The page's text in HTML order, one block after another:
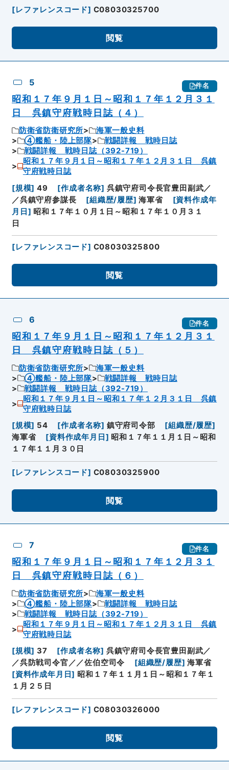
[レファレンスコード] C08030325700
閲覧
5 件名
昭和１７年９月１日～昭和１７年１２月３１
日 呉鎮守府戦時日誌（４）
防衛省防衛研究所
海軍一般史料
④艦船・陸上部隊
戦闘詳報 戦時日誌
戦闘詳報 戦時日誌（392-719）
昭和１７年９月１日～昭和１７年１２月３１日 呉鎮
守府戦時日誌
[規模] 49 [作成者名称] 呉鎮守府司令長官豊田副武／
／呉鎮守府参謀長
[組織歴/履歴] 海軍省 [資料作成年
月日 ] 昭和１７年１０月１日～昭和１７年１０月３１
日
[レファレンスコード] C08030325800
閲覧
6 件名
昭和１７年９月１日～昭和１７年１２月３１
日 呉鎮守府戦時日誌（５）
防衛省防衛研究所
海軍一般史料
④艦船・陸上部隊
戦闘詳報 戦時日誌
戦闘詳報 戦時日誌（392-719）
昭和１７年９月１日～昭和１７年１２月３１日 呉鎮
守府戦時日誌
[規模] 54 [作成者名称] 鎮守府司令部 [組織歴/履歴]
海軍省
[資料作成年月日 ] 昭和１７年１１月１日～昭和
１７年１１月３０日
[レファレンスコード] C08030325900
閲覧
7 件名
昭和１７年９月１日～昭和１７年１２月３１
日 呉鎮守府戦時日誌（６）
防衛省防衛研究所
海軍一般史料
④艦船・陸上部隊
戦闘詳報 戦時日誌
戦闘詳報 戦時日誌（392-719）
昭和１７年９月１日～昭和１７年１２月３１日 呉鎮
守府戦時日誌
[規模] 37 [作成者名称] 呉鎮守府司令長官豊田副武／
／呉防戦司令官／／佐伯空司令
[組織歴/履歴] 海軍省
[資料作成年月日] 昭和１７年１１月１日～昭和１７年１
１月２５日
[レファレンスコード] C08030326000
閲覧